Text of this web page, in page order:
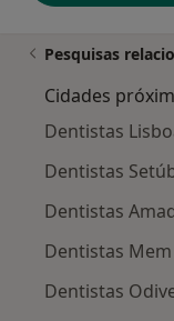
Pesquisas
Cidades
Dentistas
Dentistas
Dentistas
Dentistas
Dentistas